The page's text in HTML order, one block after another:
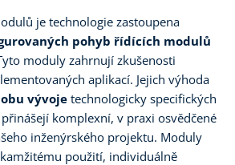
je technologie zastoupena
pohyb řídících modulů
moduly zahrnují zkušenosti
aplikací. Jejich výhoda
vývoje technologicky specifických
komplexní, v praxi osvědčené
inženýrského projektu. Moduly
použití, individuálně